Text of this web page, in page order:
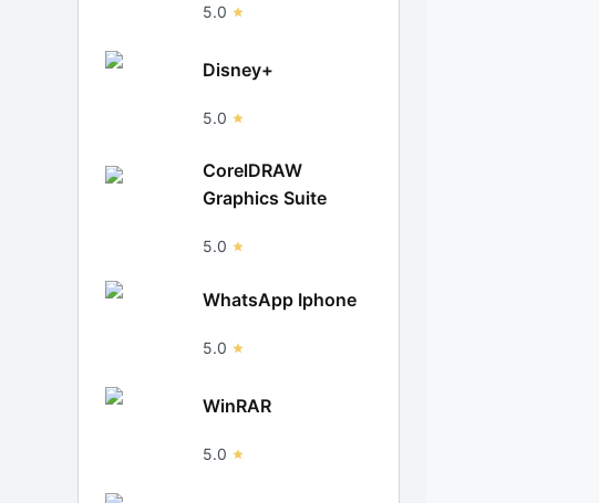
5.0
Disney+
5.0
CorelDRAW
Graphics Suite
5.0
WhatsApp Iphone
5.0
WinRAR
5.0